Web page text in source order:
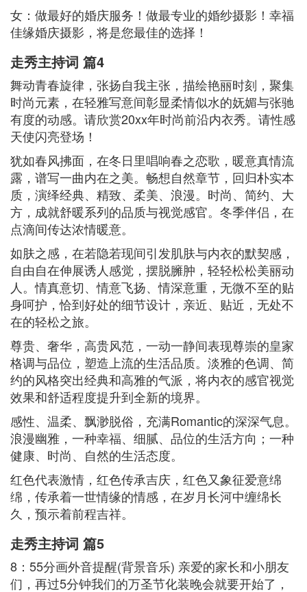
女：做最好的婚庆服务！做最专业的婚纱摄影！幸福
佳缘婚庆摄影，将是您最佳的选择！
走秀主持词 篇4
舞动青春旋律，张扬自我主张，描绘艳丽时刻，聚集
时尚元素，在轻雅写意间彰显柔情似水的妩媚与张驰
有度的动感。请欣赏20xx年时尚前沿内衣秀。请性感
天使闪亮登场！
犹如春风拂面，在冬日里唱响春之恋歌，暖意真情流
露，谱写一曲内在之美。畅想自然章节，回归朴实本
质，演绎经典、精致、柔美、浪漫。时尚、简约、大
方，成就舒暖系列的品质与视觉感官。冬季伴侣，在
点滴间传达浓情暖意。
如肤之感，在若隐若现间引发肌肤与内衣的默契感，
自由自在伸展诱人感觉，摆脱臃肿，轻轻松松美丽动
人。情真意切、情意飞扬、情深意重，无微不至的贴
身呵护，恰到好处的细节设计，亲近、贴近，无处不
在的轻松之旅。
尊贵、奢华，高贵风范，一动一静间表现尊崇的皇家
格调与品位，塑造上流的生活品质。淡雅的色调、简
约的风格突出经典和高雅的气派，将内衣的感官视觉
效果和舒适程度提升到全新的境界。
感性、温柔、飘渺脱俗，充满Romantic的深深气息。
浪漫幽雅，一种幸福、细腻、品位的生活方向；一种
健康、时尚、自然的生活态度。
红色代表激情，红色传承吉庆，红色又象征爱意绵
绵，传承着一世情缘的情感，在岁月长河中缠绵长
久，预示着前程吉祥。
走秀主持词 篇5
8：55分画外音提醒(背景音乐) 亲爱的家长和小朋友
们，再过5分钟我们的万圣节化装晚会就要开始了，